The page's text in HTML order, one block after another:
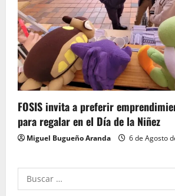
FOSIS invita a preferir
para regalar en el Día de la Niñez
Miguel Bugueño Aranda 6 de Agosto
Buscar
por: